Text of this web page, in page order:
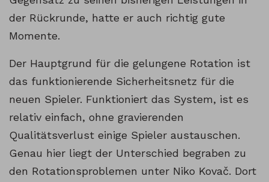
der Rückrunde, hatte er auch richtig gute
Momente.
Der Hauptgrund für die gelungene Rotation ist
das funktionierende Sicherheitsnetz für die
neuen Spieler. Funktioniert das System, ist es
relativ einfach, ohne gravierenden
Qualitätsverlust einige Spieler austauschen.
Genau hier liegt der Unterschied begraben zu
den Rotationsproblemen unter Niko Kovač. Dort